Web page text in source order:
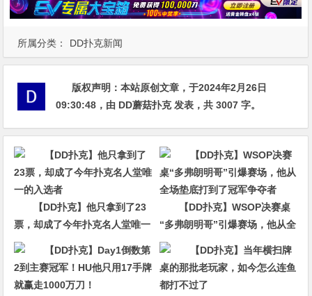
所属分类： DD扑克新闻
版权声明：本站原创文章，于2024年2月26日
09:30:48 ，由 DD蘑菇扑克发表，共 3007 字。
【DD扑克】他只拿到了23
票，却成了今年扑克名人堂唯一
的入选者
【DD扑克】WSOP决赛桌
“多弗朗明哥”引爆赛场，他从全
场垫底打到了冠军争夺者